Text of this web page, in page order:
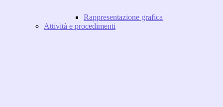
Rappresentazione grafica
Attività e procedimenti